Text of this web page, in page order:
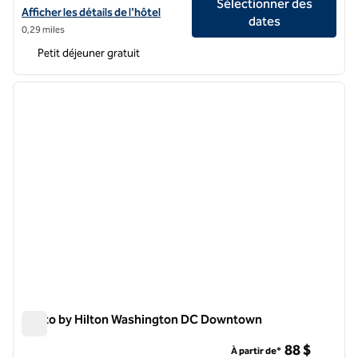
Afficher les détails de l'hôtel Hampton Inn Washington-
Afficher les détails de l'hôtel
0,29 miles
Sélectionner des
dates
Petit déjeuner gratuit
1 sur 12
Motto by Hilton Washington DC Downtown
À partir de* 88 $